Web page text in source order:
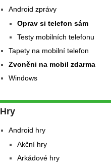
Android zprávy
Oprav si telefon sám
Testy mobilních telefonu
Tapety na mobilní telefon
Zvoněni na mobil zdarma
Windows
Hry
Android hry
Akční hry
Arkádové hry